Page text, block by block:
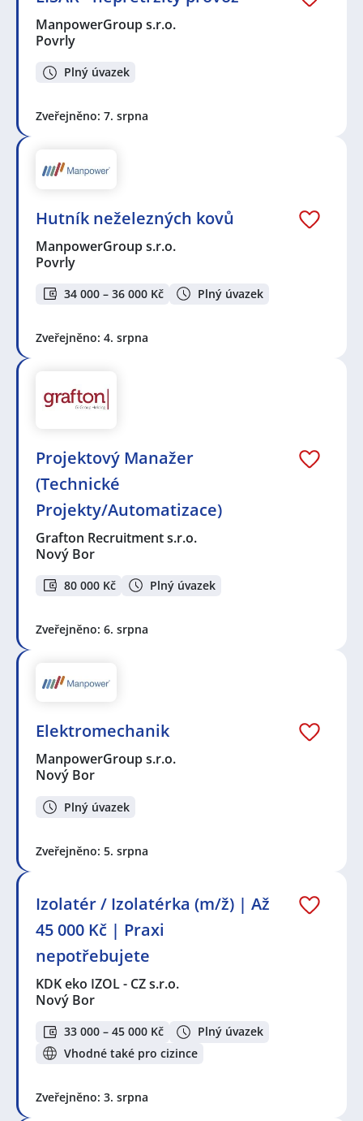
ManpowerGroup s.r.o.
Povrly
Plný úvazek
Zveřejněno: 7. srpna
Hutník neželezných kovů
ManpowerGroup s.r.o.
Povrly
34 000 – 36 000 Kč Plný úvazek
Zveřejněno: 4. srpna
Projektový Manažer
(Technické
Projekty/Automatizace)
Grafton Recruitment s.r.o.
Nový Bor
80 000 Kč Plný úvazek
Zveřejněno: 6. srpna
Elektromechanik
ManpowerGroup s.r.o.
Nový Bor
Plný úvazek
Zveřejněno: 5. srpna
Izolatér / Izolatérka (m/ž) | Až
45 000 Kč | Praxi
nepotřebujete
KDK eko IZOL - CZ s.r.o.
Nový Bor
33 000 – 45 000 Kč
Plný úvazek
Vhodné také pro cizince
Zveřejněno: 3. srpna